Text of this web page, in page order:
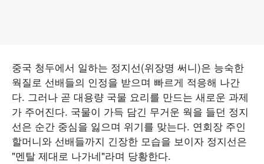
중국 청두에서 일하는 정지선(위장명 써니)은 능숙한
웍질로 선배들의 인정을 받으며 빠르게 적응해 나간
다. 그러나 곧 대용량 국물 요리를 만드는 새로운 과제
가 주어진다. 국물이 가득 담긴 무거운 웍을 들던 정지
선은 순간 중심을 잃으며 위기를 맞는다. 연회장 주인
할머니와 선배들까지 긴장한 모습을 보이자 정지선은
"멘탈 제대로 나가네"라며 당황한다.